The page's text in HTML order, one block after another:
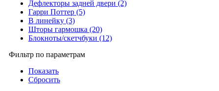
Дефлекторы задней двери (2)
Гарри Поттер (5)
В линейку (3)
Шторы гармошка (20)
Блокноты/скетчбуки (12)
Фильтр по параметрам
Показать
Сбросить